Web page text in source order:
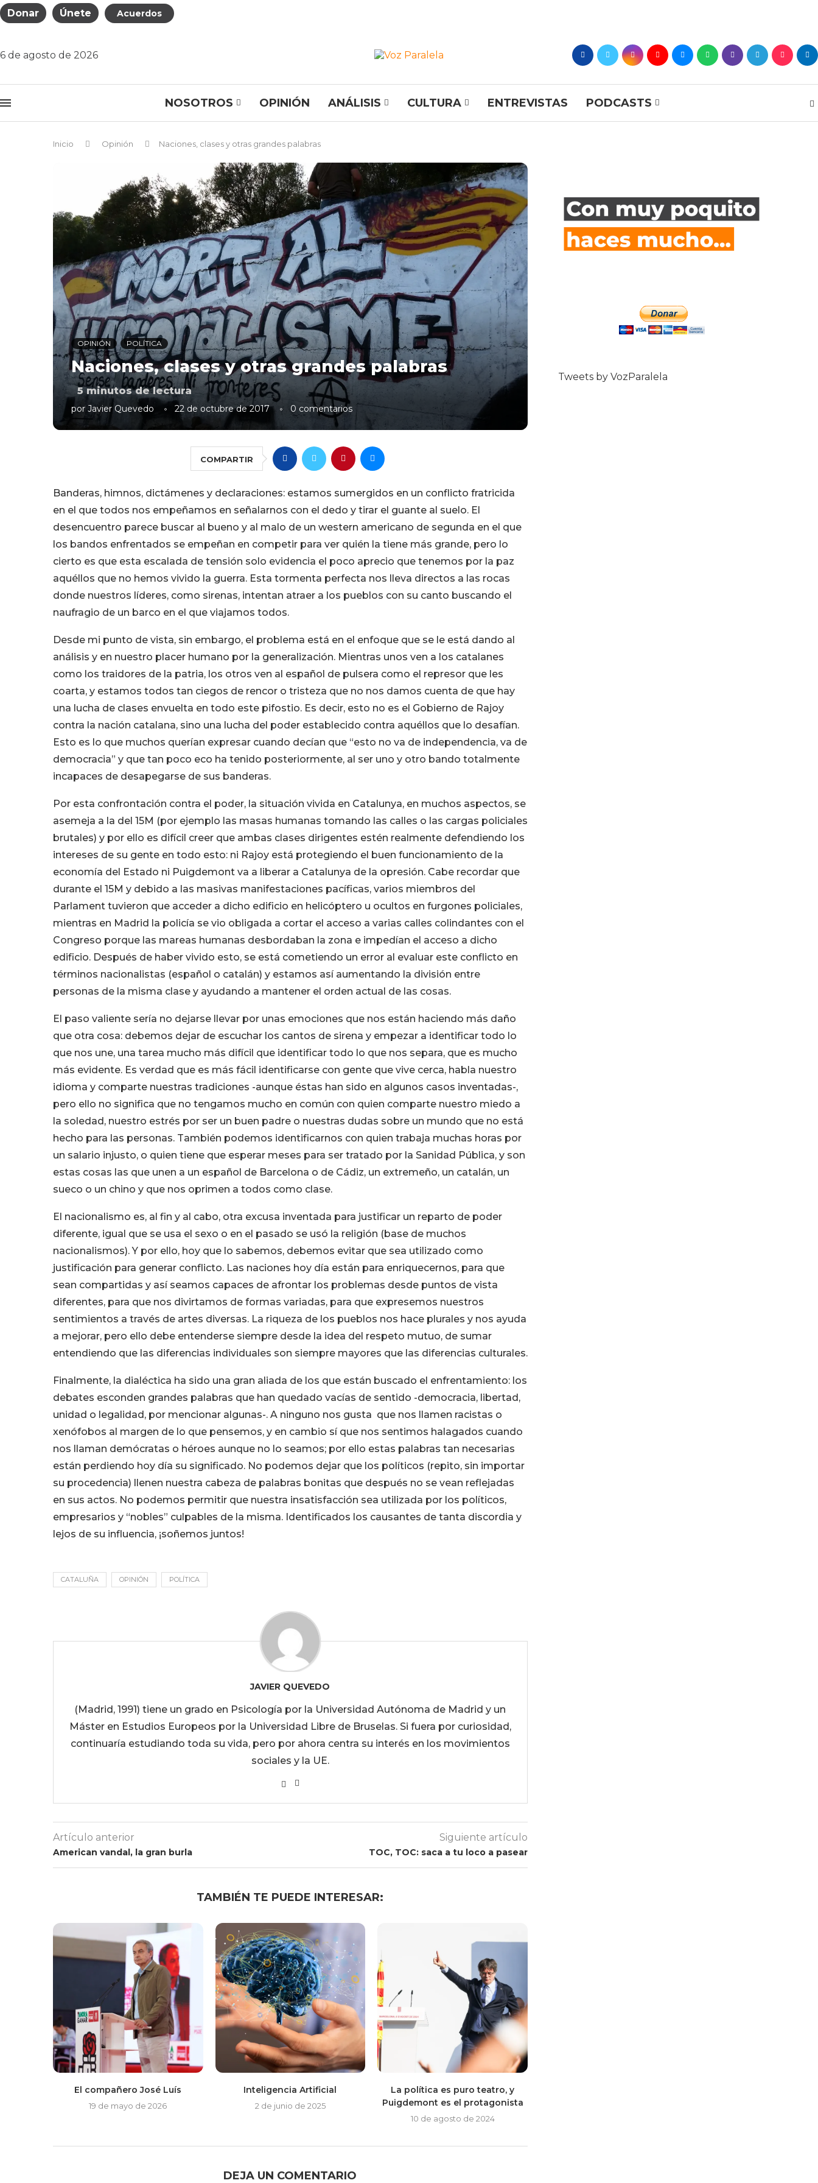
Donar Únete Acuerdos
6 de agosto de 2026
NOSOTROS OPINIÓN ANÁLISIS CULTURA ENTREVISTAS PODCASTS
Inicio Opinión Naciones, clases y otras grandes palabras
OPINIÓN POLÍTICA
Naciones, clases y otras grandes palabras
5minutos de lectura
por Javier Quevedo 22 de octubre de 2017 0 comentarios
COMPARTIR
Banderas, himnos, dictámenes y declaraciones: estamos sumergidos en un conflicto fratricida
en el que todos nos empeñamos en señalarnos con el dedo y tirar el guante al suelo. El
desencuentro parece buscar al bueno y al malo de un western americano de segunda en el que
los bandos enfrentados se empeñan en competir para ver quién la tiene más grande, pero lo
cierto es que esta escalada de tensión solo evidencia el poco aprecio que tenemos por la paz
aquéllos que no hemos vivido la guerra. Esta tormenta perfecta nos lleva directos a las rocas
donde nuestros líderes, como sirenas, intentan atraer a los pueblos con su canto buscando el
naufragio de un barco en el que viajamos todos.
Desde mi punto de vista, sin embargo, el problema está en el enfoque que se le está dando al
análisis y en nuestro placer humano por la generalización. Mientras unos ven a los catalanes
como los traidores de la patria, los otros ven al español de pulsera como el represor que les
coarta, y estamos todos tan ciegos de rencor o tristeza que no nos damos cuenta de que hay
una lucha de clases envuelta en todo este pifostio. Es decir, esto no es el Gobierno de Rajoy
contra la nación catalana, sino una lucha del poder establecido contra aquéllos que lo desafían.
Esto es lo que muchos querían expresar cuando decían que “esto no va de independencia, va de
democracia” y que tan poco eco ha tenido posteriormente, al ser uno y otro bando totalmente
incapaces de desapegarse de sus banderas.
Por esta confrontación contra el poder, la situación vivida en Catalunya, en muchos aspectos, se
asemeja a la del 15M (por ejemplo las masas humanas tomando las calles o las cargas policiales
brutales) y por ello es difícil creer que ambas clases dirigentes estén realmente defendiendo los
intereses de su gente en todo esto: ni Rajoy está protegiendo el buen funcionamiento de la
economía del Estado ni Puigdemont va a liberar a Catalunya de la opresión. Cabe recordar que
durante el 15M y debido a las masivas manifestaciones pacíficas, varios miembros del
Parlament tuvieron que acceder a dicho edificio en helicóptero u ocultos en furgones policiales,
mientras en Madrid la policía se vio obligada a cortar el acceso a varias calles colindantes con el
Congreso porque las mareas humanas desbordaban la zona e impedían el acceso a dicho
edificio. Después de haber vivido esto, se está cometiendo un error al evaluar este conflicto en
términos nacionalistas (español o catalán) y estamos así aumentando la división entre
personas de la misma clase y ayudando a mantener el orden actual de las cosas.
El paso valiente sería no dejarse llevar por unas emociones que nos están haciendo más daño
que otra cosa: debemos dejar de escuchar los cantos de sirena y empezar a identificar todo lo
que nos une, una tarea mucho más difícil que identificar todo lo que nos separa, que es mucho
más evidente. Es verdad que es más fácil identificarse con gente que vive cerca, habla nuestro
idioma y comparte nuestras tradiciones -aunque éstas han sido en algunos casos inventadas-,
pero ello no significa que no tengamos mucho en común con quien comparte nuestro miedo a
la soledad, nuestro estrés por ser un buen padre o nuestras dudas sobre un mundo que no está
hecho para las personas. También podemos identificarnos con quien trabaja muchas horas por
un salario injusto, o quien tiene que esperar meses para ser tratado por la Sanidad Pública, y son
estas cosas las que unen a un español de Barcelona o de Cádiz, un extremeño, un catalán, un
sueco o un chino y que nos oprimen a todos como clase.
El nacionalismo es, al fin y al cabo, otra excusa inventada para justificar un reparto de poder
diferente, igual que se usa el sexo o en el pasado se usó la religión (base de muchos
nacionalismos). Y por ello, hoy que lo sabemos, debemos evitar que sea utilizado como
justificación para generar conflicto. Las naciones hoy día están para enriquecernos, para que
sean compartidas y así seamos capaces de afrontar los problemas desde puntos de vista
diferentes, para que nos divirtamos de formas variadas, para que expresemos nuestros
sentimientos a través de artes diversas. La riqueza de los pueblos nos hace plurales y nos ayuda
a mejorar, pero ello debe entenderse siempre desde la idea del respeto mutuo, de sumar
entendiendo que las diferencias individuales son siempre mayores que las diferencias culturales.
Finalmente, la dialéctica ha sido una gran aliada de los que están buscado el enfrentamiento: los
debates esconden grandes palabras que han quedado vacías de sentido -democracia, libertad,
unidad o legalidad, por mencionar algunas-. A ninguno nos gusta que nos llamen racistas o
xenófobos al margen de lo que pensemos, y en cambio sí que nos sentimos halagados cuando
nos llaman demócratas o héroes aunque no lo seamos; por ello estas palabras tan necesarias
están perdiendo hoy día su significado. No podemos dejar que los políticos (repito, sin importar
su procedencia) llenen nuestra cabeza de palabras bonitas que después no se vean reflejadas
en sus actos. No podemos permitir que nuestra insatisfacción sea utilizada por los políticos,
empresarios y “nobles” culpables de la misma. Identificados los causantes de tanta discordia y
lejos de su influencia, ¡soñemos juntos!
CATALUÑA OPINIÓN POLÍTICA
JAVIER QUEVEDO
(Madrid, 1991) tiene un grado en Psicología por la Universidad Autónoma de Madrid y un
Máster en Estudios Europeos por la Universidad Libre de Bruselas. Si fuera por curiosidad,
continuaría estudiando toda su vida, pero por ahora centra su interés en los movimientos
sociales y la UE.
Artículo anterior
American vandal, la gran burla
Siguiente artículo
TOC, TOC: saca a tu loco a pasear
TAMBIÉN TE PUEDE INTERESAR:
El compañero José Luís
19 de mayo de 2026
Inteligencia Artificial
2 de junio de 2025
La política es puro teatro, y
Puigdemont es el protagonista
10 de agosto de 2024
DEJA UN COMENTARIO
Tweets by VozParalela